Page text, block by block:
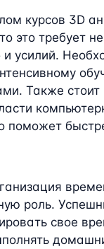
курсов 3D
это требует
и усилий.
Также
поможет
роль.
свое